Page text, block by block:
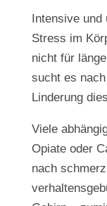
Intensive und
Stress im
nicht für
sucht es
Linderung
Viele
Opiate oder
nach